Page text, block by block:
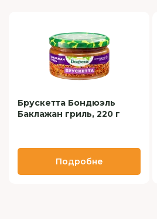
Брускетта Бондюэль
Баклажан гриль, 220 г
Подробне